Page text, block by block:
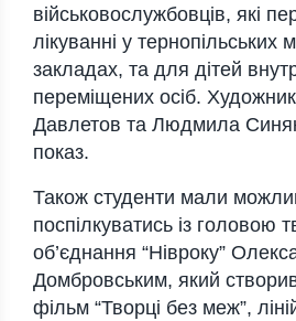
військовослужбовців, які
лікуванні у тернопільських
закладах, та для дітей
переміщених осіб.
Давлетов та Людмила
показ.
Також студенти мали
поспілкуватись із головою
об’єднання “Нівроку”
Домбровським, який
фільм “Творці без меж”,